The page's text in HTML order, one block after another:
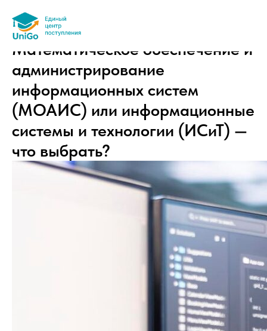
Математическое обеспечение и
администрирование
информационных систем
(МОАИС) или информационные
системы и технологии (ИСиТ) —
что выбрать?